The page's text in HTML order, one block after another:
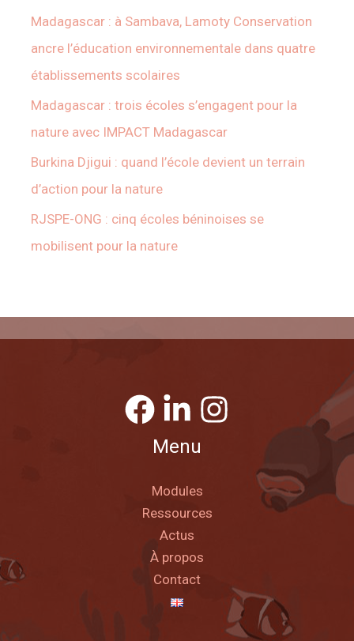
Madagascar : à Sambava, Lamoty Conservation
ancre l’éducation environnementale dans quatre
établissements scolaires
Madagascar : trois écoles s’engagent pour la
nature avec IMPACT Madagascar
Burkina Djigui : quand l’école devient un terrain
d’action pour la nature
RJSPE-ONG : cinq écoles béninoises se
mobilisent pour la nature
Menu
Modules
Ressources
Actus
À propos
Contact